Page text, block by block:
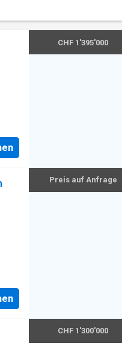
CHF 1'395'000
Preis auf Anfrage
CHF 1'300'000